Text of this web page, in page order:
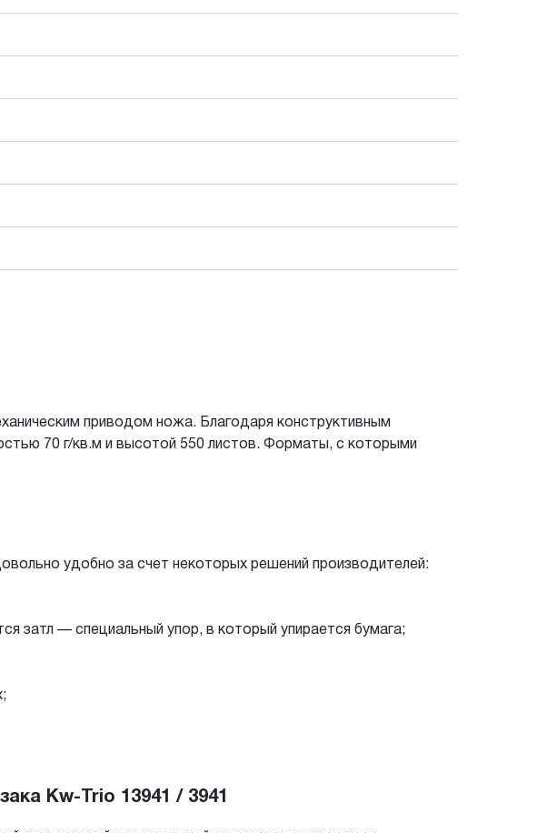
приводом ножа. Благодаря конструктивным
70 г/кв.м и высотой 550 листов. Форматы, с которыми
удобно за счет некоторых решений производителей:
затл — специальный упор, в который упирается бумага;
Kw-Trio 13941 / 3941